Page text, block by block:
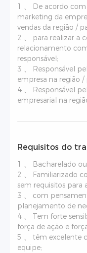
1 、 De acordo
marketing da
vendas da região /
2 、 para realizar a
relacionamento
responsável;
3 、 Responsável
empresa na região /
4 、 Responsável
empresarial na
Requisitos do
1 、 Bacharelado
2 、 Familiarizado
sem requisitos para
3 、 com
planejamento de
4 、 Tem forte
força de ação e
5 、 têm excelente
equipe;